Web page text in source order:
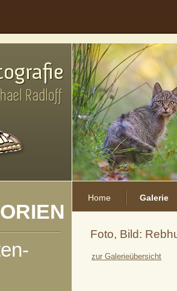
Home Galerie
Foto, Bild:
zur Galerieübersicht
vorheriges Foto
zur Kategorie-Übersicht
nächstes Foto